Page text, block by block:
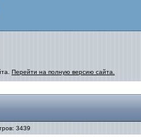
Перейти на полную версию сайта.
3439